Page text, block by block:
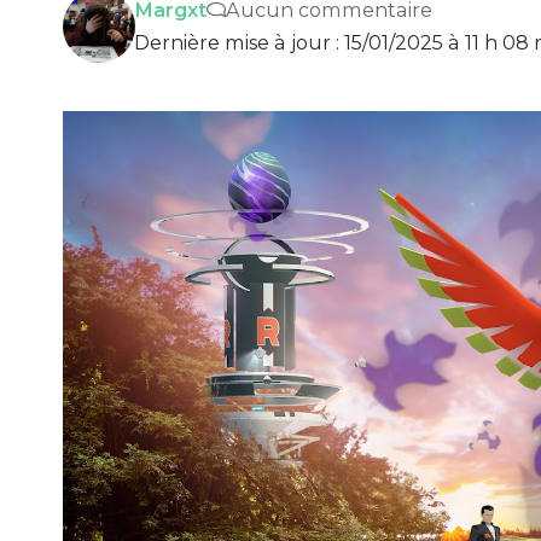
Dernière mise à jour : 15/01/2025 à 11 h 08
Margxt Aucun commentaire